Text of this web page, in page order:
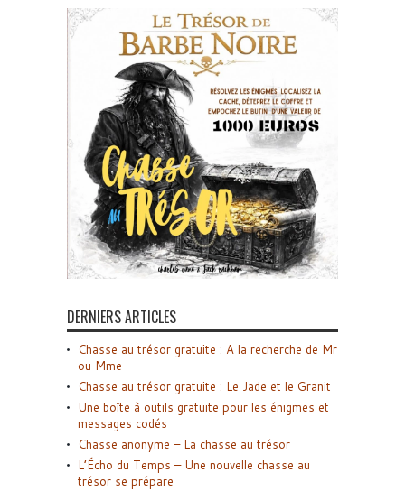
DERNIERS ARTICLES
Chasse au trésor gratuite : A la recherche de Mr
ou Mme
Chasse au trésor gratuite : Le Jade et le Granit
Une boîte à outils gratuite pour les énigmes et
messages codés
Chasse anonyme – La chasse au trésor
L’Écho du Temps – Une nouvelle chasse au
trésor se prépare